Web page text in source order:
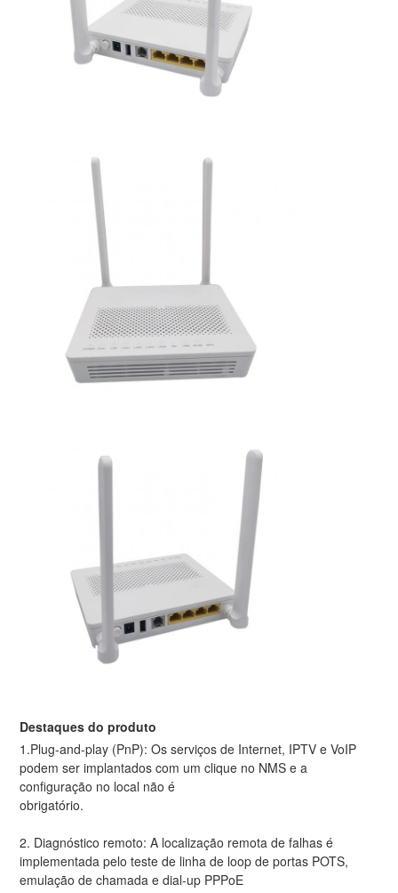
Destaques do produto
1.Plug-and-play (PnP): Os serviços de Internet, IPTV e VoIP
podem ser implantados com um clique no NMS e a
configuração no local não é
obrigatório.
2. Diagnóstico remoto: A localização remota de falhas é
implementada pelo teste de linha de loop de portas POTS,
emulação de chamada e dial-up PPPoE